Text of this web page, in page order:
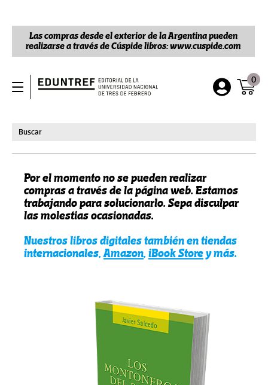
Las compras desde el exterior de la Argentina pueden
realizarse a través de Cúspide libros: www.cuspide.com
0
Por el momento no se pueden realizar
compras a través de la página web. Estamos
trabajando para solucionarlo. Sepa disculpar
las molestias ocasionadas.
Nuestros libros digitales también en tiendas
internacionales, Amazon, iBook Storey más.